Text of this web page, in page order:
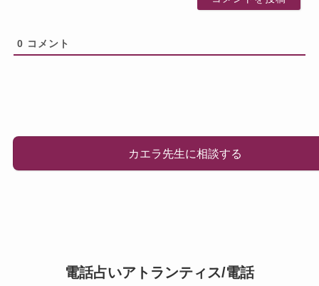
0 コメント
カエラ先生に相談する
電話占いアトランティス/電話